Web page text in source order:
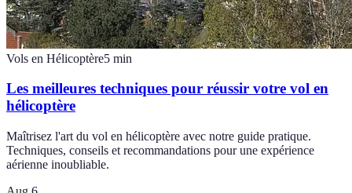
Vols en Hélicoptère5 min
Les meilleures techniques pour réussir votre vol en
hélicoptère
Maîtrisez l'art du vol en hélicoptère avec notre guide pratique.
Techniques, conseils et recommandations pour une expérience
aérienne inoubliable.